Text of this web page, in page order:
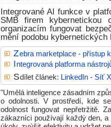
Integrované AI funkce v
SMB firem kybernetickou
organizacím fungovat
mění podobu
Zebra marketplace - přístup
Integrovaná platforma
Sdílet článek: LinkedIn- Síť X
"Umělá inteligence zásadním
o odolnosti. V prostředí, kde
odolnost fungovat nepřetržitě.
zákazníci používají každý den, a